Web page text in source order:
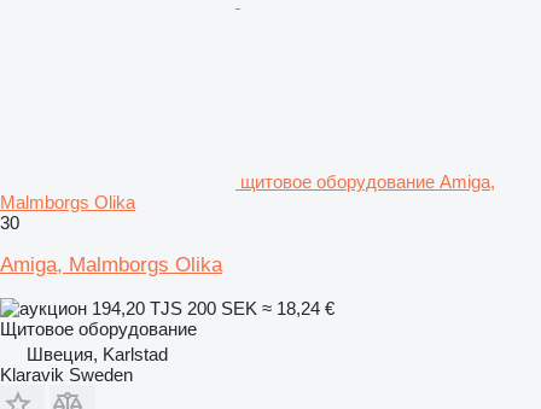
щитовое оборудование Amiga,
Malmborgs Olika
30
Amiga, Malmborgs Olika
194,20 TJS 200 SEK ≈ 18,24 €
Щитовое оборудование
Швеция, Karlstad
Klaravik Sweden